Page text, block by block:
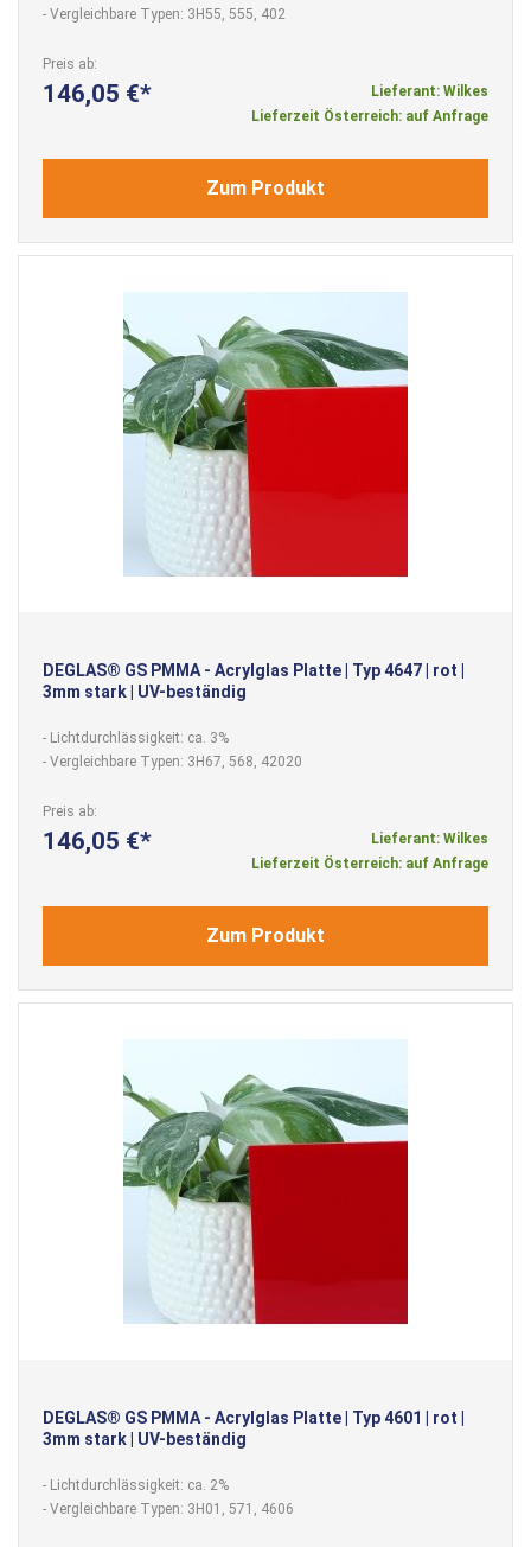
- Vergleichbare Typen: 3H55, 555, 402
Preis ab
146,05 €
Lieferant: Wilkes
Lieferzeit Österreich: auf Anfrage
Zum Produkt
DEGLAS® GS PMMA - Acrylglas Platte | Typ 4647 | rot |
3mm stark | UV-beständig
- Lichtdurchlässigkeit: ca. 3%
- Vergleichbare Typen: 3H67, 568, 42020
Preis ab
146,05 €
Lieferant: Wilkes
Lieferzeit Österreich: auf Anfrage
Zum Produkt
DEGLAS® GS PMMA - Acrylglas Platte | Typ 4601 | rot |
3mm stark | UV-beständig
- Lichtdurchlässigkeit: ca. 2%
- Vergleichbare Typen: 3H01, 571, 4606